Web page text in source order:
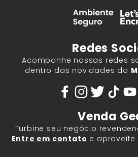
Redes
Acompanhe nossas redes
dentro das novidades do
Venda
Turbine seu negócio
Entre em contato e